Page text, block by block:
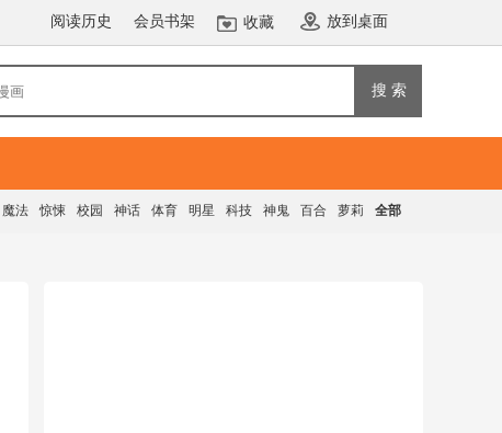
阅读历史 会员书架 收藏 放到桌面
搜 索
魔法 惊悚 校园 神话 体育 明星 科技 神鬼 百合 萝莉 全部